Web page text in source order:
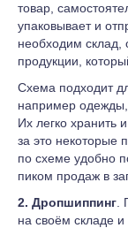
товар,
упаковывает и
необходим склад,
продукции,
Схема подходит
например одежды,
Их легко хранить
за это некоторые
по схеме удобно
пиком продаж в
2. Дропшиппинг
на своём складе и